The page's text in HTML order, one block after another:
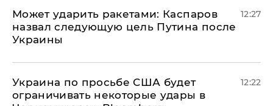
Может ударить ракетами: Каспаров
назвал следующую цель Путина после
Украины
12:27
Украина по просьбе США будет
ограничивать некоторые удары в
12:22